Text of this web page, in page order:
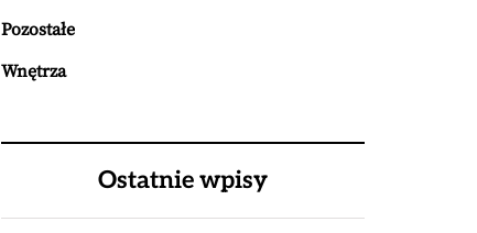
Pozostałe
Wnętrza
Ostatnie wpisy